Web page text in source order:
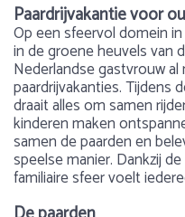
Paardrijvakantie voor
Op een sfeervol domein
in de groene heuvels van
Nederlandse gastvrouw al
paardrijvakanties. Tijdens
draait alles om samen
kinderen maken
samen de paarden en
speelse manier. Dankzij
familiaire sfeer voelt